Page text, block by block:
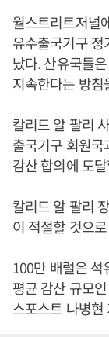
월스트리트저널
유수출국기구
났다. 산유국들
지속한다는 방침
칼리드 알 팔리
출국기구 회원
감산 합의에 도
칼리드 알 팔리
이 적절할 것으
100만 배럴은 석
평균 감산 규모
스포스트 나병현